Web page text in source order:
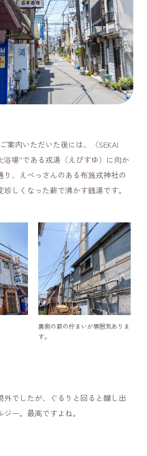
案内いただいた後には、〈SEKAI
浴場”である戎湯（えびすゆ）に向か
り、えべっさんのある布施戎神社の
しくなった薪で沸かす銭湯です。
裏側の薪の佇まいが雰囲気ありま
す。
外でしたが、ぐるりと回ると醸し出
ー。最高ですよね。